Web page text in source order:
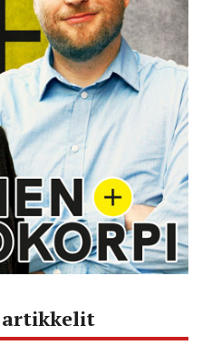
artikkelit